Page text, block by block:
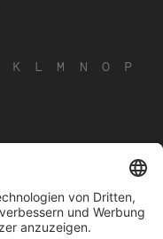
K L M N O
P